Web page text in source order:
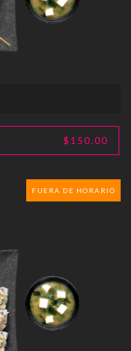
$150.00
FUERA DE HORARIO